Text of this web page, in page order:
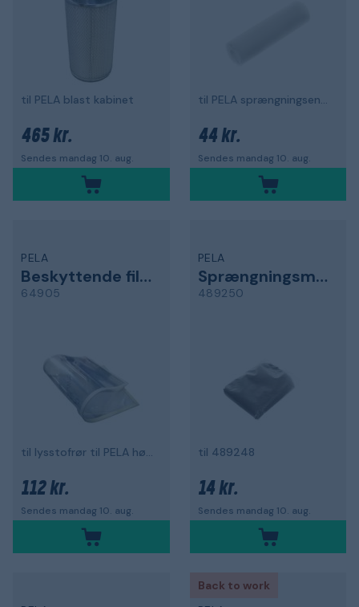
til PELA blast kabinet
465 kr.
Sendes mandag 10. aug.
til PELA sprængningsenhed 81857
44 kr.
Sendes mandag 10. aug.
PELA
Beskyttende film
64905
til lysstofrør til PELA højtrykskabinet
112 kr.
Sendes mandag 10. aug.
PELA
Sprængningsmateriale
489250
til 489248
14 kr.
Sendes mandag 10. aug.
Back to work